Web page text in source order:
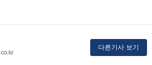
다른기사 보기